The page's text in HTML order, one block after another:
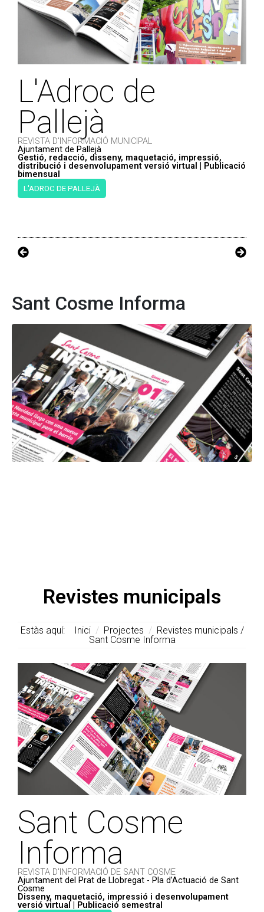
L'Adroc de
Pallejà
REVISTA D'INFORMACIÓ MUNICIPAL
Ajuntament de Pallejà
Gestió, redacció, disseny, maquetació, impressió,
distribució i desenvolupament versió virtual | Publicació
bimensual
L'ADROC DE PALLEJÀ
Sant Cosme Informa
Revistes municipals
Estàs aquí: Inici / Projectes /Revistes municipals /
Sant Cosme Informa
Sant Cosme
Informa
REVISTA D'INFORMACIÓ DE SANT COSME
Ajuntament del Prat de Llobregat - Pla d’Actuació de Sant
Cosme
Disseny, maquetació, impressió i desenvolupament
versió virtual | Publicació semestral